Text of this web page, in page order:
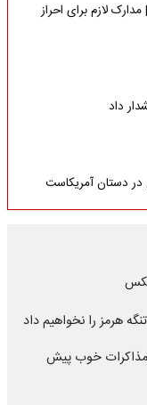
لازم برای احراز
داد
در دستان آمریکاست
هرمز را نخواهیم داد
مذاکرات خوب پیش